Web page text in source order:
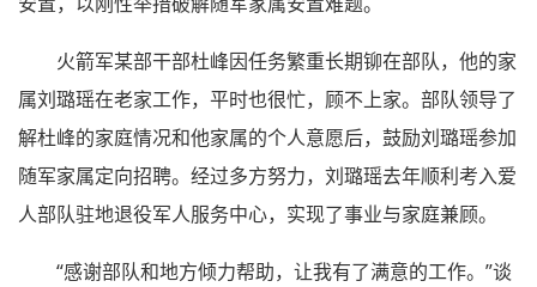
火箭军某部干部杜峰因任务繁重长期铆在部队，他的家
属刘璐瑶在老家工作，平时也很忙，顾不上家。部队领导了
解杜峰的家庭情况和他家属的个人意愿后，鼓励刘璐瑶参加
随军家属定向招聘。经过多方努力，刘璐瑶去年顺利考入爱
人部队驻地退役军人服务中心，实现了事业与家庭兼顾。
“感谢部队和地方倾力帮助，让我有了满意的工作。”谈